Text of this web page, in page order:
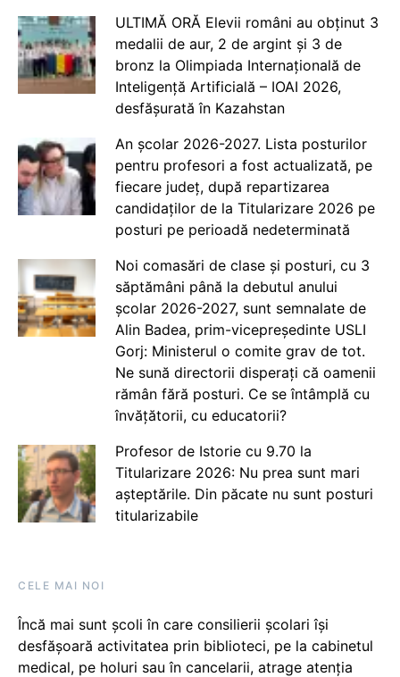
ULTIMĂ ORĂ Elevii români au obținut 3
medalii de aur, 2 de argint și 3 de
bronz la Olimpiada Internațională de
Inteligență Artificială – IOAI 2026,
desfășurată în Kazahstan
An școlar 2026-2027. Lista posturilor
pentru profesori a fost actualizată, pe
fiecare județ, după repartizarea
candidaților de la Titularizare 2026 pe
posturi pe perioadă nedeterminată
Noi comasări de clase și posturi, cu 3
săptămâni până la debutul anului
școlar 2026-2027, sunt semnalate de
Alin Badea, prim-vicepreședinte USLI
Gorj: Ministerul o comite grav de tot.
Ne sună directorii disperați că oamenii
rămân fără posturi. Ce se întâmplă cu
învățătorii, cu educatorii?
Profesor de Istorie cu 9.70 la
Titularizare 2026: Nu prea sunt mari
așteptările. Din păcate nu sunt posturi
titularizabile
CELE MAI NOI
Încă mai sunt școli în care consilierii școlari își
desfășoară activitatea prin biblioteci, pe la cabinetul
medical, pe holuri sau în cancelarii, atrage atenția